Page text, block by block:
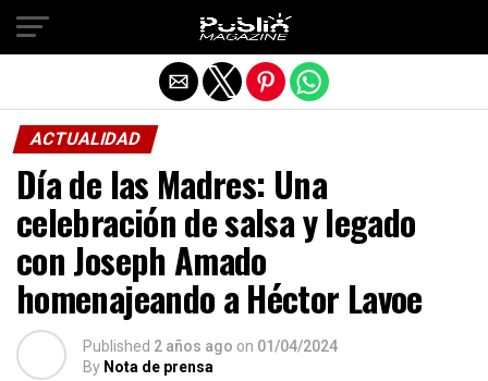
ACTUALIDAD
Día de las Madres: Una
celebración de salsa y legado
con Joseph Amado
homenajeando a Héctor Lavoe
Published 2 años ago on 01/04/2024
By Nota de prensa
Salir de la versión móvil